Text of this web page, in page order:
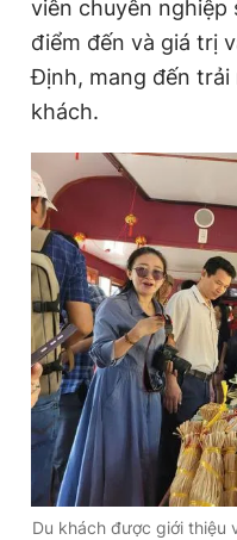
viên chuyên nghiệp
điểm đến và giá trị
Định, mang đến
khách.
Du khách được giới thiệu